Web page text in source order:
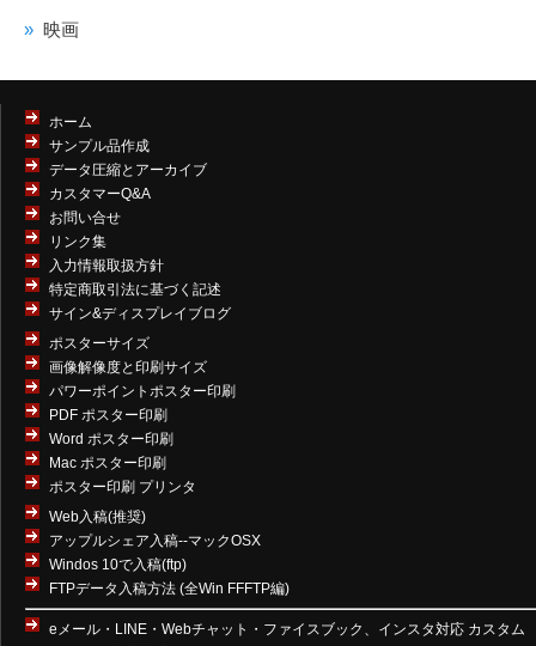
映画
ホーム
サンプル品作成
データ圧縮とアーカイブ
カスタマーQ&A
お問い合せ
リンク集
入力情報取扱方針
特定商取引法に基づく記述
サイン&ディスプレイブログ
ポスターサイズ
画像解像度と印刷サイズ
パワーポイントポスター印刷
PDF ポスター印刷
Word ポスター印刷
Mac ポスター印刷
ポスター印刷 プリンタ
Web入稿(推奨)
アップルシェア入稿--マックOSX
Windos 10で入稿(ftp)
FTPデータ入稿方法 (全Win FFFTP編)
eメール・LINE・Webチャット・ファイスブック、インスタ対応 カスタム